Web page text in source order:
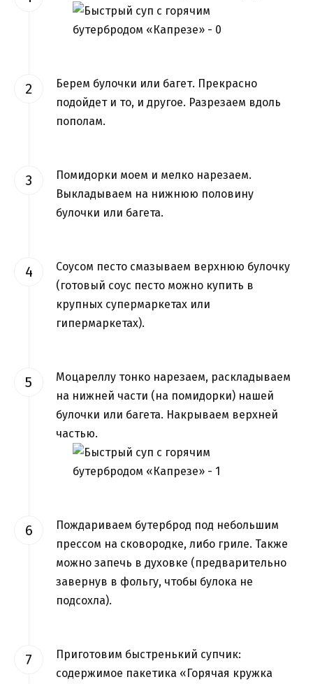
Берем булочки или багет. Прекрасно
подойдет и то, и другое. Разрезаем вдоль
пополам.
Помидорки моем и мелко нарезаем.
Выкладываем на нижнюю половину
булочки или багета.
Соусом песто смазываем верхнюю булочку
(готовый соус песто можно купить в
крупных супермаркетах или
гипермаркетах).
Моцареллу тонко нарезаем, раскладываем
на нижней части (на помидорки) нашей
булочки или багета. Накрываем верхней
частью.
Пождариваем бутерброд под небольшим
прессом на сковородке, либо гриле. Также
можно запечь в духовке (предварительно
завернув в фольгу, чтобы булока не
подсохла).
Приготовим быстренький супчик:
содержимое пакетика «Горячая кружка